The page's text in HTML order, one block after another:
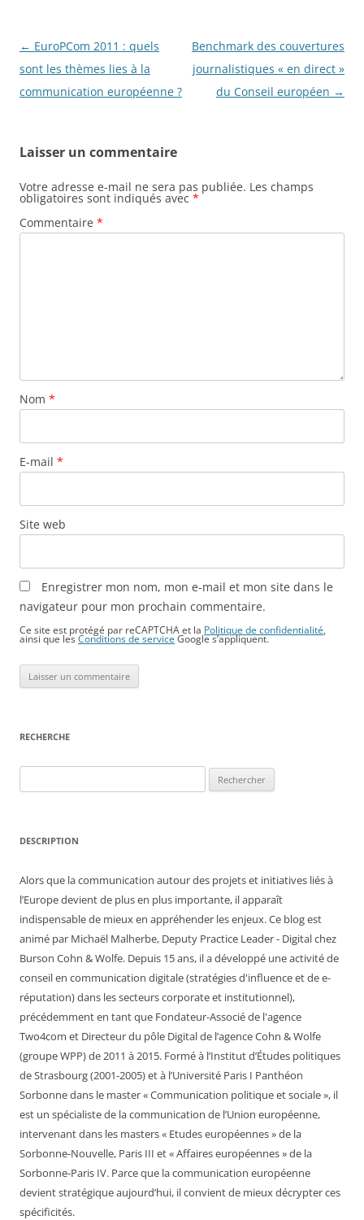
Navigation
des
articles
← EuroPCom 2011 : quels
sont les thèmes lies à la
communication européenne ?
Benchmark des couvertures
journalistiques « en direct »
du Conseil européen →
Laisser un commentaire
Votre adresse e-mail ne sera pas publiée. Les champs
obligatoires sont indiqués avec *
Commentaire *
Nom *
E-mail *
Site web
Enregistrer mon nom, mon e-mail et mon site dans le
navigateur pour mon prochain commentaire.
Ce site est protégé par reCAPTCHA et la Politique de confidentialité
ainsi que lesConditions de service Google s’appliquent.
RECHERCHE
DESCRIPTION
Alors que la communication autour des projets et initiatives liés à
l’Europe devient de plus en plus importante, il apparaît
indispensable de mieux en appréhender les enjeux. Ce blog est
animé par Michaël Malherbe, Deputy Practice Leader - Digital chez
Burson Cohn & Wolfe. Depuis 15 ans, il a développé une activité de
conseil en communication digitale (stratégies d'influence et de e-
réputation) dans les secteurs corporate et institutionnel),
précédemment en tant que Fondateur-Associé de l'agence
Two4com et Directeur du pôle Digital de l’agence Cohn & Wolfe
(groupe WPP) de 2011 à 2015. Formé à l’Institut d’Études politiques
de Strasbourg (2001-2005) et à l’Université Paris I Panthéon
Sorbonne dans le master « Communication politique et sociale », il
est un spécialiste de la communication de l’Union européenne,
intervenant dans les masters « Etudes européennes » de la
Sorbonne-Nouvelle, Paris III et « Affaires européennes » de la
Sorbonne-Paris IV. Parce que la communication européenne
devient stratégique aujourd’hui, il convient de mieux décrypter ces
spécificités.